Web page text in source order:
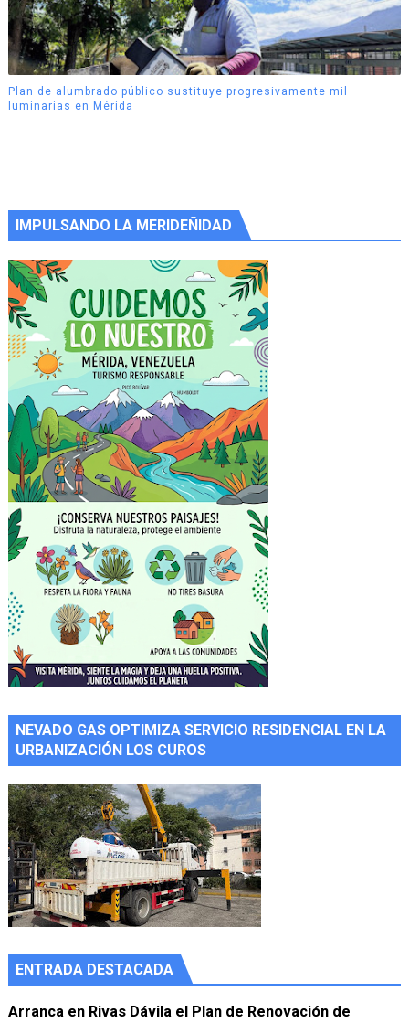
Plan de alumbrado público sustituye progresivamente mil
luminarias en Mérida
IMPULSANDO LA MERIDEÑIDAD
NEVADO GAS OPTIMIZA SERVICIO RESIDENCIAL EN LA
URBANIZACIÓN LOS CUROS
ENTRADA DESTACADA
Arranca en Rivas Dávila el Plan de Renovación de